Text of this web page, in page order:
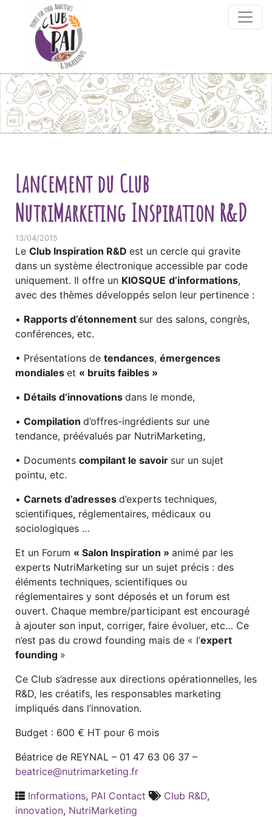
Skip to content
Lancement du Club
NutriMarketing Inspiration R&D
13/04/2015
Le Club Inspiration R&D est un cercle qui gravite
dans un système électronique accessible par code
uniquement. Il offre un KIOSQUE d’informations,
avec des thèmes développés selon leur pertinence :
• Rapports d’étonnement sur des salons, congrès,
conférences, etc.
• Présentations de tendances, émergences
mondiales et « bruits faibles »
• Détails d’innovations dans le monde,
• Compilation d’offres-ingrédients sur une
tendance, préévalués par NutriMarketing,
• Documents compilant le savoir sur un sujet
pointu, etc.
• Carnets d’adresses d’experts techniques,
scientifiques, réglementaires, médicaux ou
sociologiques …
Et un Forum « Salon Inspiration » animé par les
experts NutriMarketing sur un sujet précis : des
éléments techniques, scientifiques ou
réglementaires y sont déposés et un forum est
ouvert. Chaque membre/participant est encouragé
à ajouter son input, corriger, faire évoluer, etc… Ce
n’est pas du crowd founding mais de « l’expert
founding »
Ce Club s’adresse aux directions opérationnelles, les
R&D, les créatifs, les responsables marketing
impliqués dans l’innovation.
Budget : 600 € HT pour 6 mois
Béatrice de REYNAL – 01 47 63 06 37 –
beatrice@nutrimarketing.fr
Informations, PAI Contact Club R&D,
innovation, NutriMarketing